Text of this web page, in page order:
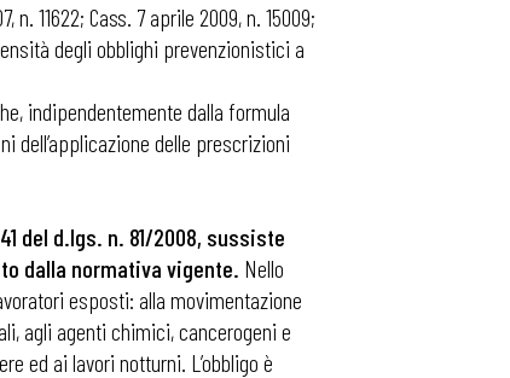
11622; Cass. 7 aprile 2009, n. 15009;
degli obblighi prevenzionistici a
indipendentemente dalla formula
dell’applicazione delle prescrizioni
del d.lgs. n. 81/2008, sussiste
dalla normativa vigente. Nello
esposti: alla movimentazione
agli agenti chimici, cancerogeni e
ed ai lavori notturni. L’obbligo è